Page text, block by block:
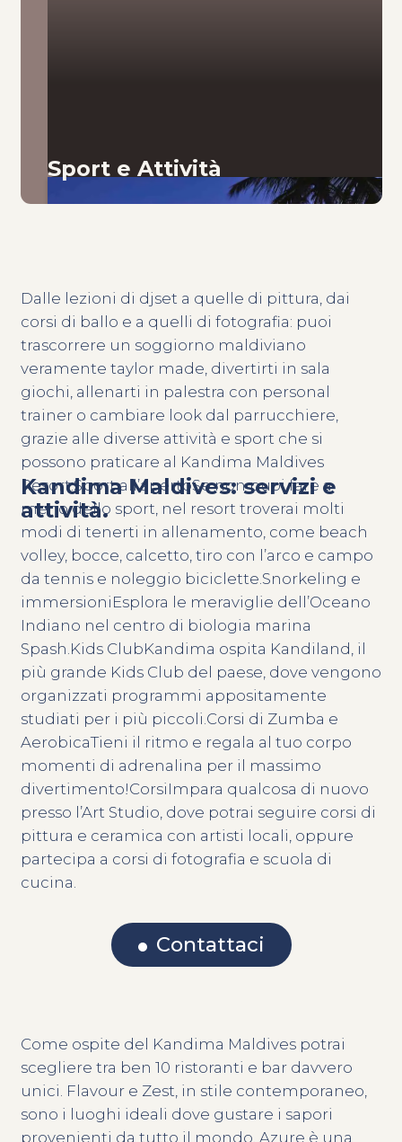
Sport e Attività
Kandima Maldives: servizi e
attività.
Dalle lezioni di djset a quelle di pittura, dai
corsi di ballo e a quelli di fotografia: puoi
trascorrere un soggiorno maldiviano
veramente taylor made, divertirti in sala
giochi, allenarti in palestra con personal
trainer o cambiare look dal parrucchiere,
grazie alle diverse attività e sport che si
possono praticare al Kandima Maldives
Resort:Sport all’apertoSe non puoi fare a
meno dello sport, nel resort troverai molti
modi di tenerti in allenamento, come beach
volley, bocce, calcetto, tiro con l’arco e campo
da tennis e noleggio biciclette.Snorkeling e
immersioniEsplora le meraviglie dell’Oceano
Indiano nel centro di biologia marina
Spash.Kids ClubKandima ospita Kandiland, il
più grande Kids Club del paese, dove vengono
organizzati programmi appositamente
studiati per i più piccoli.Corsi di Zumba e
AerobicaTieni il ritmo e regala al tuo corpo
momenti di adrenalina per il massimo
divertimento!CorsiImpara qualcosa di nuovo
presso l’Art Studio, dove potrai seguire corsi di
pittura e ceramica con artisti locali, oppure
partecipa a corsi di fotografia e scuola di
cucina.
Contattaci
Come ospite del Kandima Maldives potrai
scegliere tra ben 10 ristoranti e bar davvero
unici. Flavour e Zest, in stile contemporaneo,
sono i luoghi ideali dove gustare i sapori
provenienti da tutto il mondo. Azure è una